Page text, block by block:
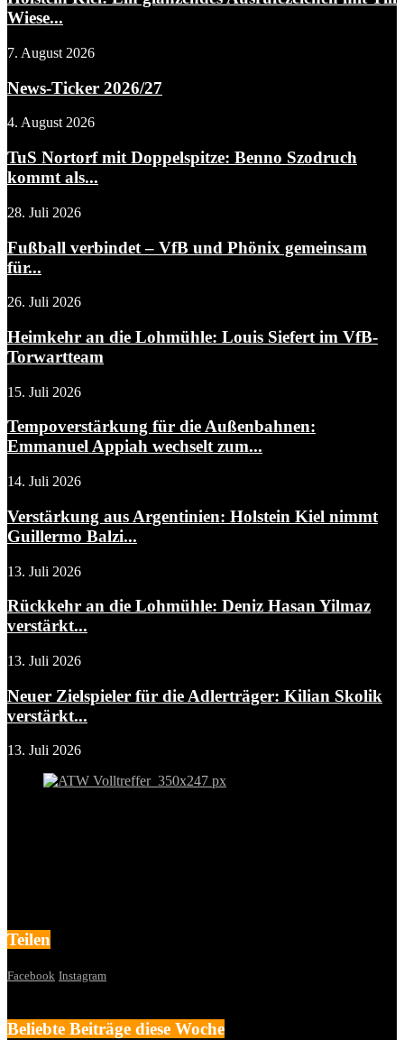
Wiese...
7. August 2026
News-Ticker 2026/27
4. August 2026
TuS Nortorf mit Doppelspitze: Benno Szodruch
kommt als...
28. Juli 2026
Fußball verbindet – VfB und Phönix gemeinsam
für...
26. Juli 2026
Heimkehr an die Lohmühle: Louis Siefert im VfB-
Torwartteam
15. Juli 2026
Tempoverstärkung für die Außenbahnen:
Emmanuel Appiah wechselt zum...
14. Juli 2026
Verstärkung aus Argentinien: Holstein Kiel nimmt
Guillermo Balzi...
13. Juli 2026
Rückkehr an die Lohmühle: Deniz Hasan Yilmaz
verstärkt...
13. Juli 2026
Neuer Zielspieler für die Adlerträger: Kilian Skolik
verstärkt...
13. Juli 2026
Teilen
Facebook Instagram
Beliebte Beiträge diese Woche